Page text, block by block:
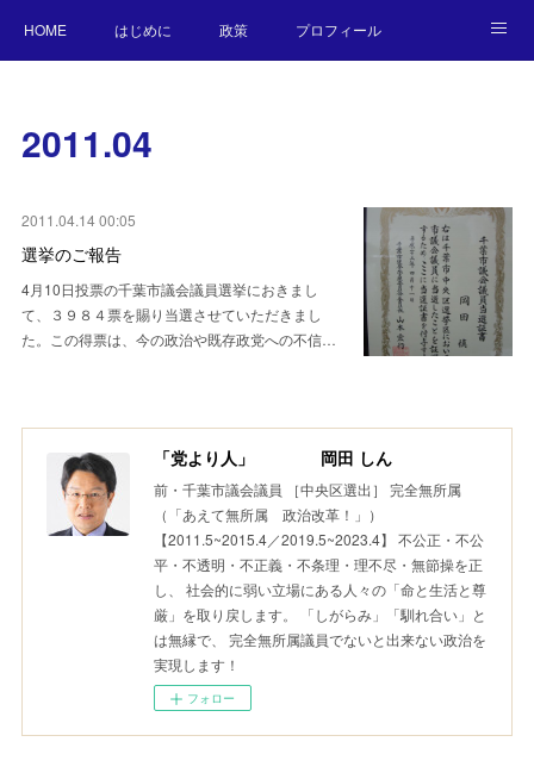
HOME はじめに 政策 プロフィール
2011.04
2011.04.14 00:05
選挙のご報告
4月10日投票の千葉市議会議員選挙におきまし
て、３９８４票を賜り当選させていただきまし
た。この得票は、今の政治や既存政党への不信…
「党より人」 岡田 しん
前・千葉市議会議員 ［中央区選出］ 完全無所属
（「あえて無所属 政治改革！」）
【2011.5~2015.4／2019.5~2023.4】 不公正・不公
平・不透明・不正義・不条理・理不尽・無節操を正
し、 社会的に弱い立場にある人々の「命と生活と尊
厳」を取り戻します。 「しがらみ」「馴れ合い」と
は無縁で、 完全無所属議員でないと出来ない政治を
実現します！
フォロー